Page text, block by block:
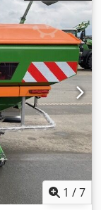
1 /7